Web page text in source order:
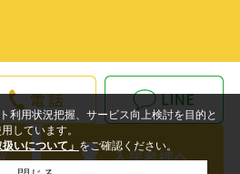
利用状況把握、サービス向上検討を目的と
しています。
いについて」 をご確認ください。